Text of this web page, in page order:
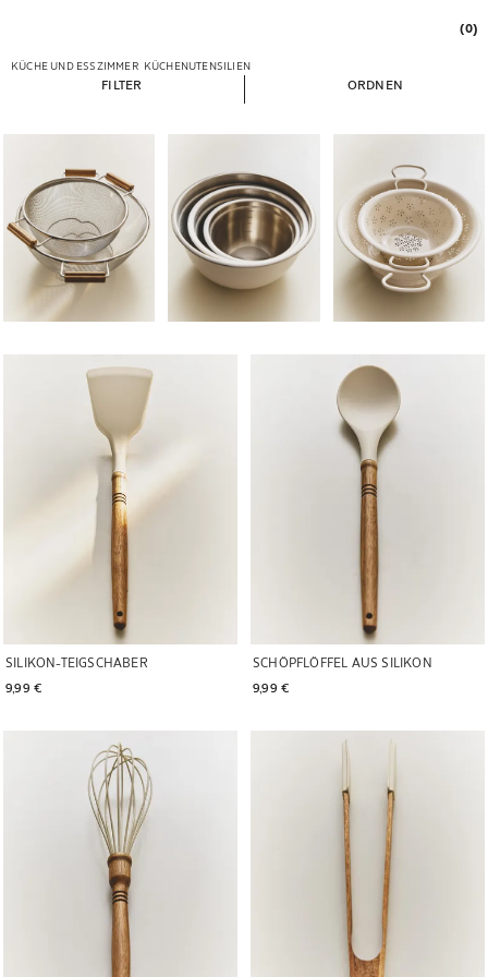
(0)
KÜCHE UND ESSZIMMER KÜCHENUTENSILIEN
FILTER ORDNEN
Bild geändert zu 1 von 5 Bild geändert zu 1 von 6 Bild geändert zu 1 von
SILIKON-TEIGSCHABER
9,99 €
Bild geändert zu 1 von 5
SCHÖPFLÖFFEL AUS SILIKON
9,99 €
Bild geändert zu 1 von 5
Bild geändert zu 1 von 5 Bild geändert zu 1 von 5